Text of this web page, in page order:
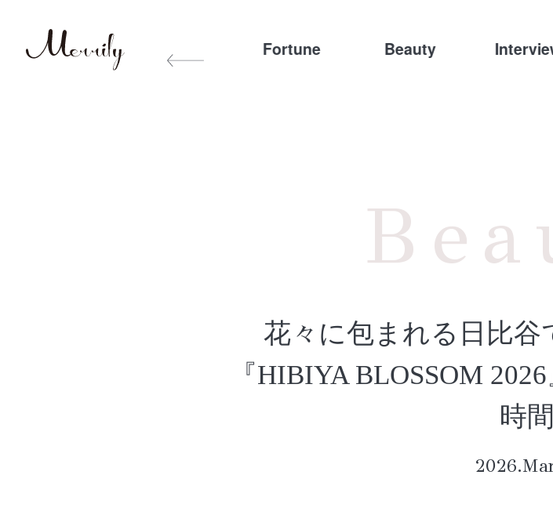
Exercise&Diet Other Fortune Beauty
花々に包まれる日比谷
『HIBIYA BLOSSOM
時間